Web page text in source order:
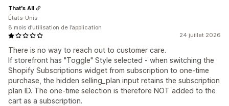
24 juillet 2026
There is no way to reach out to customer care.
If storefront has "Toggle" Style selected - when switching the
Shopify Subscriptions widget from subscription to one-time
purchase, the hidden selling_plan input retains the subscription
plan ID. The one-time selection is therefore NOT added to the
cart as a subscription.
That's All
États-Unis
8 mois d’utilisation de l’application